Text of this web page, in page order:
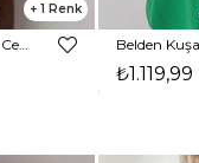
1
Belden Kuşaklı Yanları Cepli Eduardo Kadın Kahve Parlak Vegan Deri Kaban 23K000145
₺1.119,99